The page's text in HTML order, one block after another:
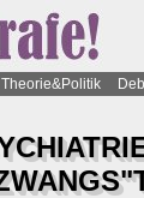
Theorie&Politik